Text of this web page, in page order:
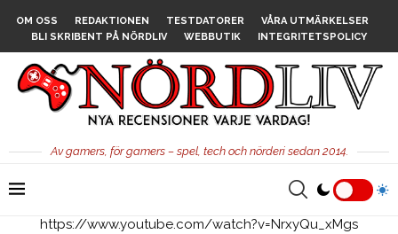
OM OSS REDAKTIONEN TESTDATORER
VÅRA UTMÄRKELSER
BLI SKRIBENT PÅ NÖRDLIV
WEBBUTIK INTEGRITETSPOLICY
Av gamers, för gamers – spel, tech och nörderi sedan 2014.
https://www.youtube.com/watch?v=NrxyQu_xMgs